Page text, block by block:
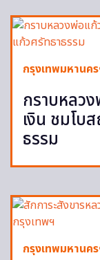
กรุงเทพมหานค
กราบหลว
เงิน ชมโบ
ธรรม
กรุงเทพมหานค